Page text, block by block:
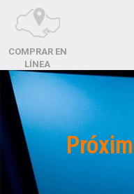
COMPRAR EN
LÍNEA